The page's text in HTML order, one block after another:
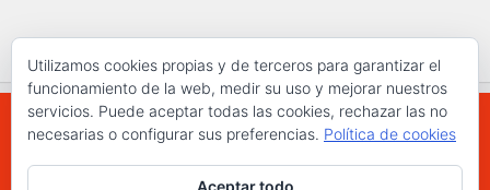
WWW.ELCHAPLON.COM © 2026. Todos los
Utilizamos cookies propias y de terceros para garantizar el
funcionamiento de la web, medir su uso y mejorar nuestros
servicios. Puede aceptar todas las cookies, rechazar las no
necesarias o configurar sus preferencias. Política de cookies
Aceptar todo